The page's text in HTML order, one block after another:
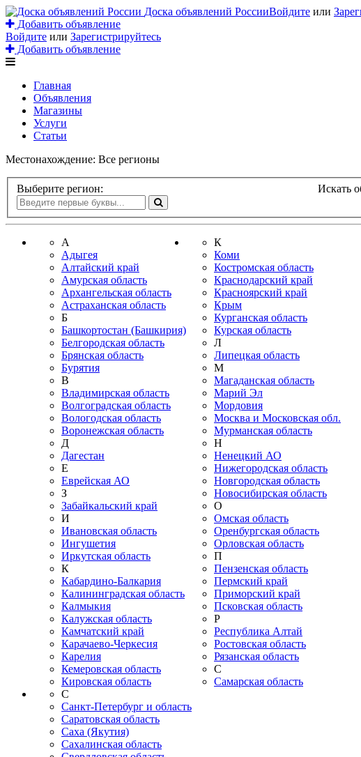
Доска объявлений РоссииВойдите или
Добавить объявление
Войдите или Зарегистрируйтесь
Добавить объявление
Главная
Объявления
Магазины
Услуги
Статьи
Местонахождение: Все регионы
Выберите регион: Искать
А
Адыгея
Алтайский край
Амурская область
Архангельская область
Астраханская область
Б
Башкортостан (Башкирия)
Белгородская область
Брянская область
Бурятия
В
Владимирская область
Волгоградская область
Вологодская область
Воронежская область
Д
Дагестан
Е
Еврейская АО
З
Забайкальский край
И
Ивановская область
Ингушетия
Иркутская область
К
Кабардино-Балкария
Калининградская область
Калмыкия
Калужская область
Камчатский край
Карачаево-Черкесия
Карелия
Кемеровская область
Кировская область
К
Коми
Костромская область
Краснодарский край
Красноярский край
Крым
Курганская область
Курская область
Л
Липецкая область
М
Магаданская область
Марий Эл
Мордовия
Москва и Московская обл.
Мурманская область
Н
Ненецкий АО
Нижегородская область
Новгородская область
Новосибирская область
О
Омская область
Оренбургская область
Орловская область
П
Пензенская область
Пермский край
Приморский край
Псковская область
Р
Республика Алтай
Ростовская область
Рязанская область
С
Самарская область
С
Санкт-Петербург и область
Саратовская область
Саха (Якутия)
Сахалинская область